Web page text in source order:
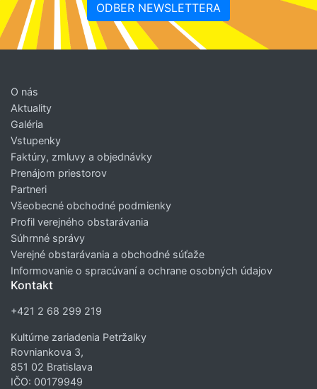
ODBER NEWSLETTERA
O nás
Aktuality
Galéria
Vstupenky
Faktúry, zmluvy a objednávky
Prenájom priestorov
Partneri
Všeobecné obchodné podmienky
Profil verejného obstarávania
Súhrnné správy
Verejné obstarávania a obchodné súťaže
Informovanie o spracúvaní a ochrane osobných údajov
Kontakt
+421 2 68 299 219
Kultúrne zariadenia Petržalky
Rovniankova 3,
851 02 Bratislava
IČO: 00179949